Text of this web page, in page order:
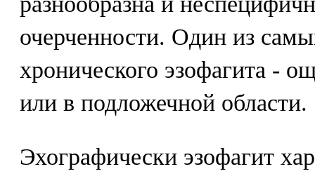
очерченности. Один из
хронического эзофагита -
или в подложечной области.
Эхографически эзофагит